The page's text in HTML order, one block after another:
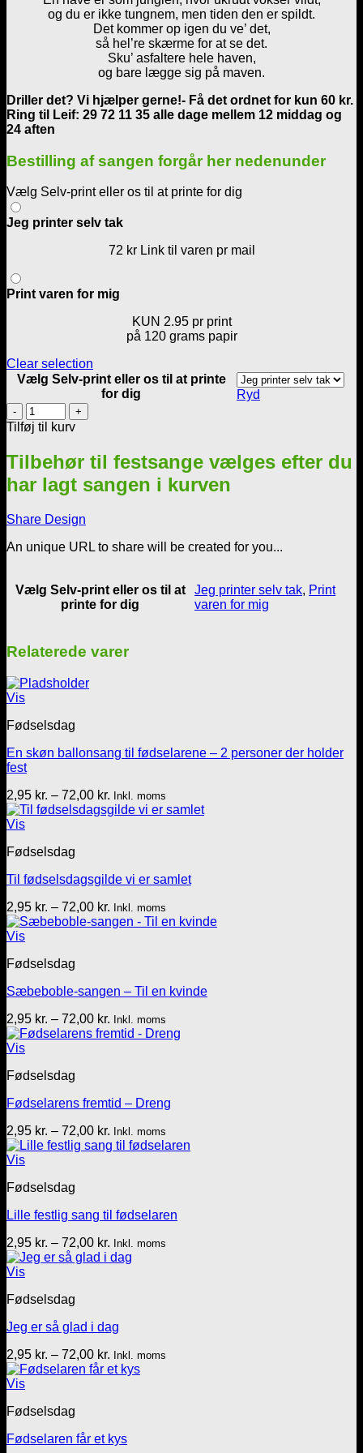
og du er ikke tungnem, men tiden den er spildt.
Det kommer op igen du ve’ det,
så hel’re skærme for at se det.
Sku’ asfaltere hele haven,
og bare lægge sig på maven.
Driller det? Vi hjælper gerne!- Få det ordnet for kun 60 kr.
Ring til Leif: 29 72 11 35 alle dage mellem 12 middag og
24 aften
Bestilling af sangen forgår her nedenunder
Vælg Selv-print eller os til at printe for dig
Jeg printer selv tak
72 kr Link til varen pr mail
Print varen for mig
KUN 2.95 pr print
på 120 grams papir
Clear selection
Vælg Selv-print eller os til at printe
for dig
Ryd
Han
er
glad
for
haven
og
god
til
opvarte
gæster
antal
Tilføj til kurv
Tilbehør til festsange vælges efter du
har lagt sangen i kurven
Share Design
An unique URL to share will be created for you...
Vælg Selv-print eller os til at
printe for dig
Jeg printer selv tak, Print
varen for mig
Relaterede varer
Vis
Fødselsdag
En skøn ballonsang til fødselarene – 2 personer der holder
fest
2,95 kr. – 72,00 kr. Prisinterval:
2,95 kr.
Inkl. moms
Vis
Fødselsdag
Til fødselsdagsgilde vi er samlet
2,95 kr. – 72,00 kr. Prisinterval:
2,95 kr.
Inkl. moms
Vis
Fødselsdag
Sæbeboble-sangen – Til en kvinde
2,95 kr. – 72,00 kr. Prisinterval:
2,95 kr.
Inkl. moms
Vis
Fødselsdag
Fødselarens fremtid – Dreng
2,95 kr. – 72,00 kr. Prisinterval:
2,95 kr.
Inkl. moms
Vis
Fødselsdag
Lille festlig sang til fødselaren
2,95 kr. – 72,00 kr. Prisinterval:
2,95 kr.
Inkl. moms
Vis
Fødselsdag
Jeg er så glad i dag
2,95 kr. – 72,00 kr. Prisinterval:
2,95 kr.
Inkl. moms
Vis
Fødselsdag
Fødselaren får et kys